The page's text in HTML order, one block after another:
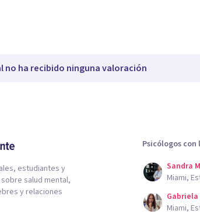
no ha recibido ninguna valoración
estudiantes y
salud mental,
y relaciones
Psicólogos
Sandra
Miami,
Miami,